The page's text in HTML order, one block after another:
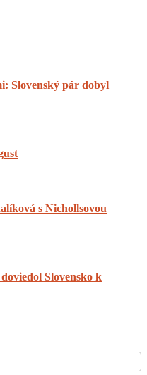
Slovenský pár dobyl
s Nichollsovou
Slovensko k